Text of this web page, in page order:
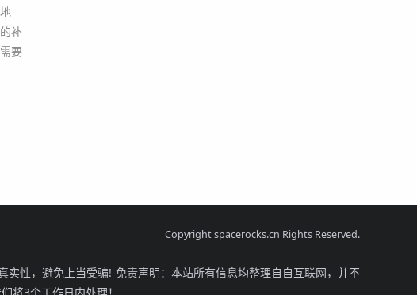
补
要
Copyright spacerocks.cn Rights Reserved.
性，避免上当受骗! 免责声明：本站所有信息均整理自自互联网，并不